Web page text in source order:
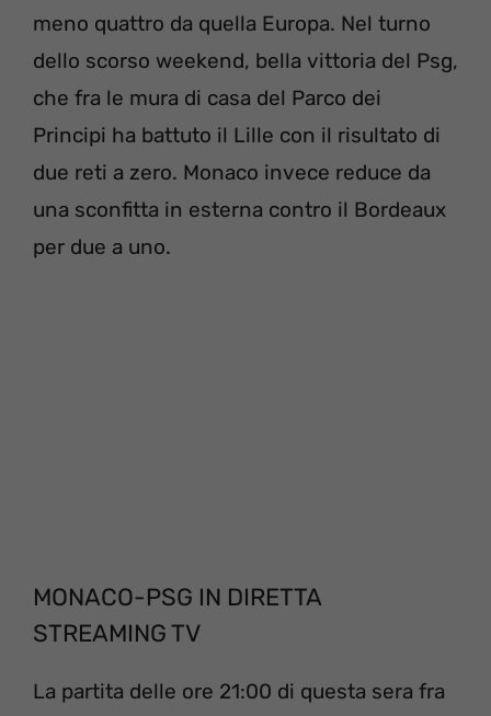
meno quattro da quella Europa. Nel turno
dello scorso weekend, bella vittoria del Psg,
che fra le mura di casa del Parco dei
Principi ha battuto il Lille con il risultato di
due reti a zero. Monaco invece reduce da
una sconfitta in esterna contro il Bordeaux
per due a uno.
MONACO-PSG IN DIRETTA
STREAMING TV
La partita delle ore 21:00 di questa sera fra